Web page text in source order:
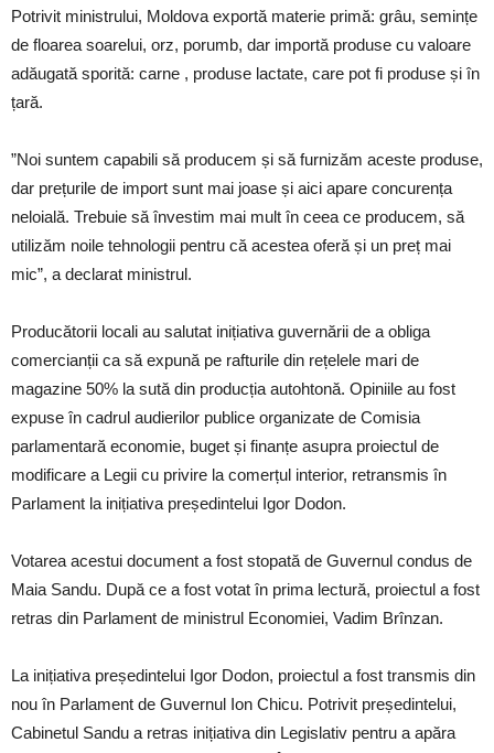
Potrivit ministrului, Moldova exportă materie primă: grâu, semințe
de floarea soarelui, orz, porumb, dar importă produse cu valoare
adăugată sporită: carne , produse lactate, care pot fi produse și în
țară.
”Noi suntem capabili să producem și să furnizăm aceste produse,
dar prețurile de import sunt mai joase și aici apare concurența
neloială. Trebuie să învestim mai mult în ceea ce producem, să
utilizăm noile tehnologii pentru că acestea oferă și un preț mai
mic”, a declarat ministrul.
Producătorii locali au salutat inițiativa guvernării de a obliga
comercianții ca să expună pe rafturile din rețelele mari de
magazine 50% la sută din producția autohtonă. Opiniile au fost
expuse în cadrul audierilor publice organizate de Comisia
parlamentară economie, buget și finanțe asupra proiectul de
modificare a Legii cu privire la comerțul interior, retransmis în
Parlament la inițiativa președintelui Igor Dodon.
Votarea acestui document a fost stopată de Guvernul condus de
Maia Sandu. După ce a fost votat în prima lectură, proiectul a fost
retras din Parlament de ministrul Economiei, Vadim Brînzan.
La inițiativa președintelui Igor Dodon, proiectul a fost transmis din
nou în Parlament de Guvernul Ion Chicu. Potrivit președintelui,
Cabinetul Sandu a retras inițiativa din Legislativ pentru a apăra